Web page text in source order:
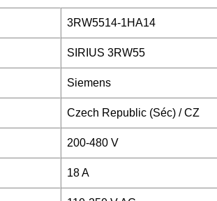
3RW5514-1HA14
SIRIUS 3RW55
Siemens
Czech Republic (Séc) / CZ
200-480 V
18 A